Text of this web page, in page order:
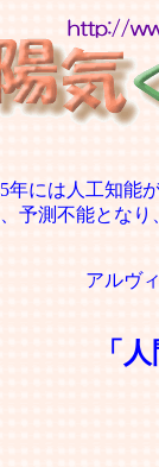
年には人工知能
予測不能とな
アルヴ
「